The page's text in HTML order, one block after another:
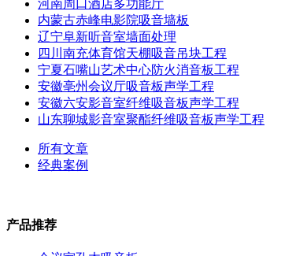
河南周口酒店多功能厅
内蒙古赤峰电影院吸音墙板
辽宁阜新听音室墙面处理
四川南充体育馆天棚吸音吊块工程
宁夏石嘴山艺术中心防火消音板工程
安徽亳州会议厅吸音板声学工程
安徽六安影音室纤维吸音板声学工程
山东聊城影音室聚酯纤维吸音板声学工程
所有文章
经典案例
产品推荐